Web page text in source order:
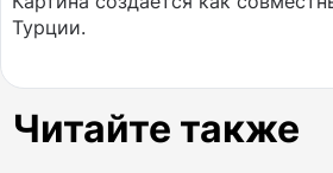
Турции.
Читайте также